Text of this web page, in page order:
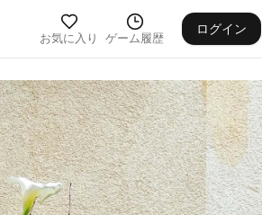
お気に入り ゲーム履歴
ログイン